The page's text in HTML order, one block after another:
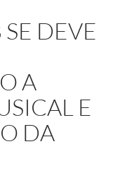
DEVE
A
E
DA